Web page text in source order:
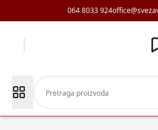
064 8033 924